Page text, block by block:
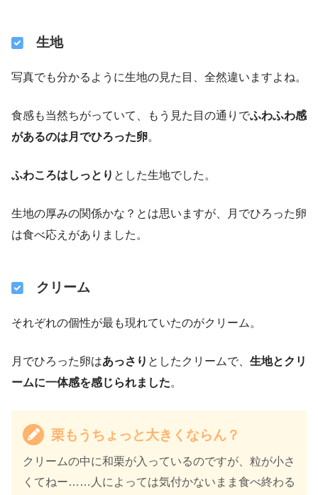
生地
写真でも分かるように生地の見た目、全然違いますよね。
食感も当然ちがっていて、もう見た目の通りでふわふわ感
があるのは月でひろった卵。
ふわころはしっとり とした生地でした。
生地の厚みの関係かな？とは思いますが、月でひろった卵
は食べ応えがありました。
クリーム
それぞれの個性が最も現れていたのがクリーム。
月でひろった卵はあっさり としたクリームで、 生地とクリ
ームに一体感を感じられました。
栗もうちょっと大きくならん？
クリームの中に和栗が入っているのですが、粒が小さ
くてねー……人によっては気付かないまま食べ終わる